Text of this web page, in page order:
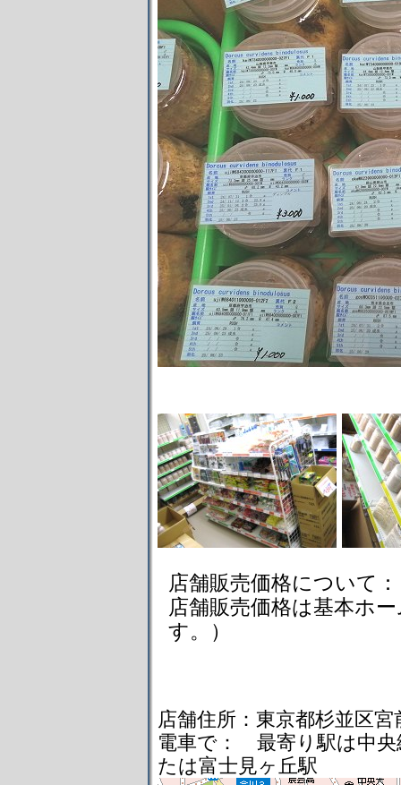
店舗販売価格について：
店舗販売価格は基本ホ
す。）
店舗住所：東京都杉並区
電車で： 最寄り駅は中央
たは富士見ヶ丘駅